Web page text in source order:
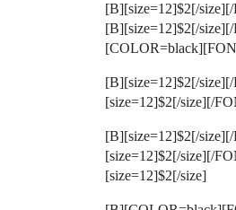
[B][size=12]$2[/
[B][size=12]$2[/
[B][size=12]$2[/
[size=12]$2[/size][/
[B][size=12]$2[/
[size=12]$2[/size][/
[size=12]$2[/size]